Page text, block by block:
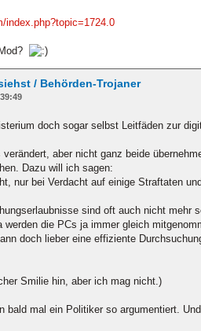
index.php?topic=1724.0
Mod?
/ Behörden-Trojaner
doch sogar selbst Leitfäden zur
verändert, aber nicht ganz beide
Dazu will ich sagen:
nur bei Verdacht auf einige Straftaten
sind oft auch nicht
werden die PCs ja immer gleich
doch lieber eine effiziente
Smilie hin, aber ich mag nicht.)
bald mal ein Politiker so argumentiert.